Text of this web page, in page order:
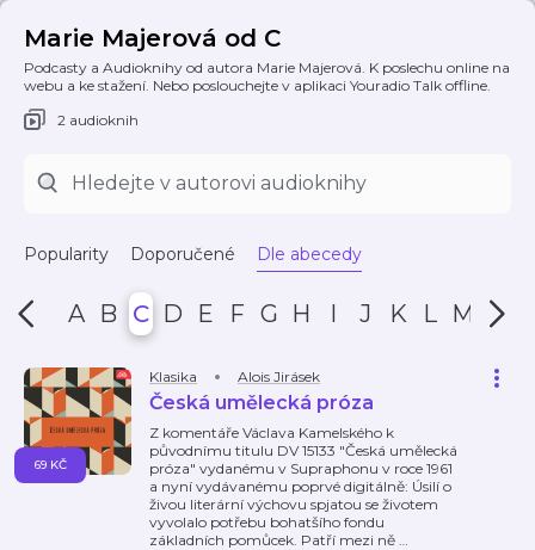
Marie Majerová od C
Podcasty a Audioknihy od autora Marie Majerová. K poslechu online na
webu a ke stažení. Nebo poslouchejte v aplikaci Youradio Talk offline.
2 audioknih
Popularity Doporučené Dle abecedy
A B C D E F G H I J K L M N
Klasika Alois Jirásek
Česká umělecká próza
Z komentáře Václava Kamelského k
původnímu titulu DV 15133 "Česká umělecká
próza" vydanému v Supraphonu v roce 1961
a nyní vydávanému poprvé digitálně: Úsilí o
živou literární výchovu spjatou se životem
vyvolalo potřebu bohatšího fondu
základních pomůcek. Patří mezi ně …
69 KČ